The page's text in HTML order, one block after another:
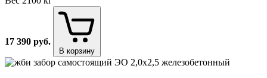
17 390 руб.
В корзину